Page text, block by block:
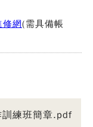
修網(需具備帳
訓練班簡章.pdf